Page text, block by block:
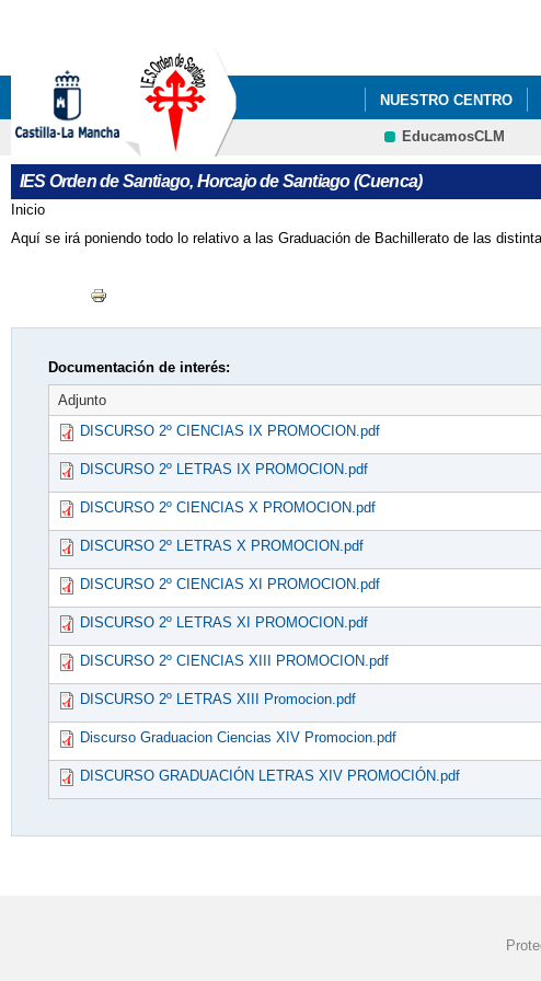
NUESTRO CENTRO
GRADUACIÓN 2º
EducamosCLM
IES Orden de Santiago, Horcajo de Santiago (Cuenca)
Se encuentra usted aquí
Inicio
Aquí se irá poniendo todo lo relativo a las Graduación de Bachillerato de las
Documentación de interés:
Adjunto
DISCURSO 2º CIENCIAS IX PROMOCION.pdf
DISCURSO 2º LETRAS IX PROMOCION.pdf
DISCURSO 2º CIENCIAS X PROMOCION.pdf
DISCURSO 2º LETRAS X PROMOCION.pdf
DISCURSO 2º CIENCIAS XI PROMOCION.pdf
DISCURSO 2º LETRAS XI PROMOCION.pdf
DISCURSO 2º CIENCIAS XIII PROMOCION.pdf
DISCURSO 2º LETRAS XIII Promocion.pdf
Discurso Graduacion Ciencias XIV Promocion.pdf
DISCURSO GRADUACIÓN LETRAS XIV PROMOCIÓN.pdf